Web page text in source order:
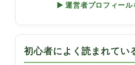
▶ 運営者プロフィール
初心者によく読まれてい